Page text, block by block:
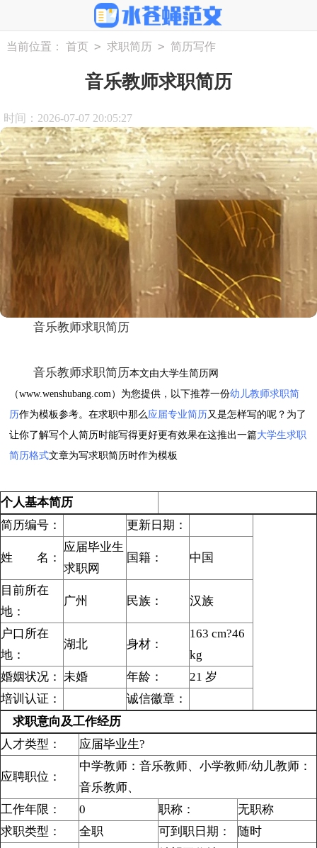
当前位置： 首页 > 求职简历 > 简历写作
音乐教师求职简历
时间：2026-07-07 20:05:27
音乐教师求职简历
音乐教师求职简历本文由大学生简历网
（www.wenshubang.com ）为您提供，以下推荐一份幼儿教师求职简
历作为模板参考。在求职中那么 应届专业简历 又是怎样写的呢？为了
让你了解写个人简历 时能写得更好更有效果在这推出一篇大学生求职
简历格式文章为写求职简历时作为模板
个人基本简历
简历编号：
更新日期：
姓 名：
应届毕业生
求职网
国籍： 中国
目前所在
地：
广州 民族： 汉族
户口所在
地：
湖北 身材：
163 cm?46
kg
婚姻状况：
未婚 年龄：
21 岁
培训认证：
诚信徽章：
求职意向及工作经历
人才类型：
应届毕业生?
应聘职位：
中学教师：音乐教师、小学教师/幼儿教师：
音乐教师、
工作年限：
0 职称：
无职称
求职类型：
全职 可到职日期： 随时